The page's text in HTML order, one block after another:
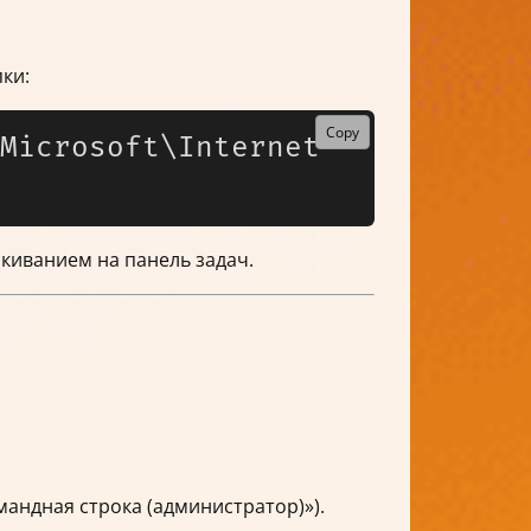
Copy
на панель задач.
строка (администратор)»).